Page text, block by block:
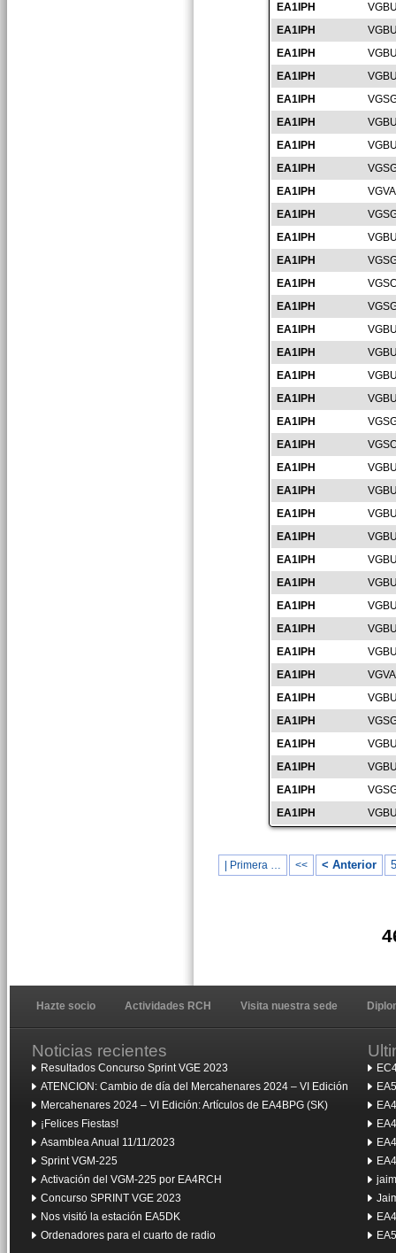
EA1IPH
EA1IPH
EA1IPH
EA1IPH
EA1IPH
EA1IPH
EA1IPH
EA1IPH
EA1IPH
EA1IPH
EA1IPH
EA1IPH
EA1IPH
EA1IPH
EA1IPH
EA1IPH
EA1IPH
EA1IPH
EA1IPH
EA1IPH
EA1IPH
EA1IPH
EA1IPH
EA1IPH
EA1IPH
EA1IPH
EA1IPH
EA1IPH
EA1IPH
EA1IPH
EA1IPH
EA1IPH
EA1IPH
EA1IPH
EA1IPH
EA1IPH
| Primera … << < Anterior
Hazte socio Actividades RCH Visita nuestra sede
Noticias recientes
Resultados Concurso Sprint VGE 2023
ATENCION: Cambio de día del Mercahenares 2024 – VI Edición
Mercahenares 2024 – VI Edición: Artículos de EA4BPG (SK)
¡Felices Fiestas!
Asamblea Anual 11/11/2023
Sprint VGM-225
Activación del VGM-225 por EA4RCH
Concurso SPRINT VGE 2023
Nos visitó la estación EA5DK
Ordenadores para el cuarto de radio